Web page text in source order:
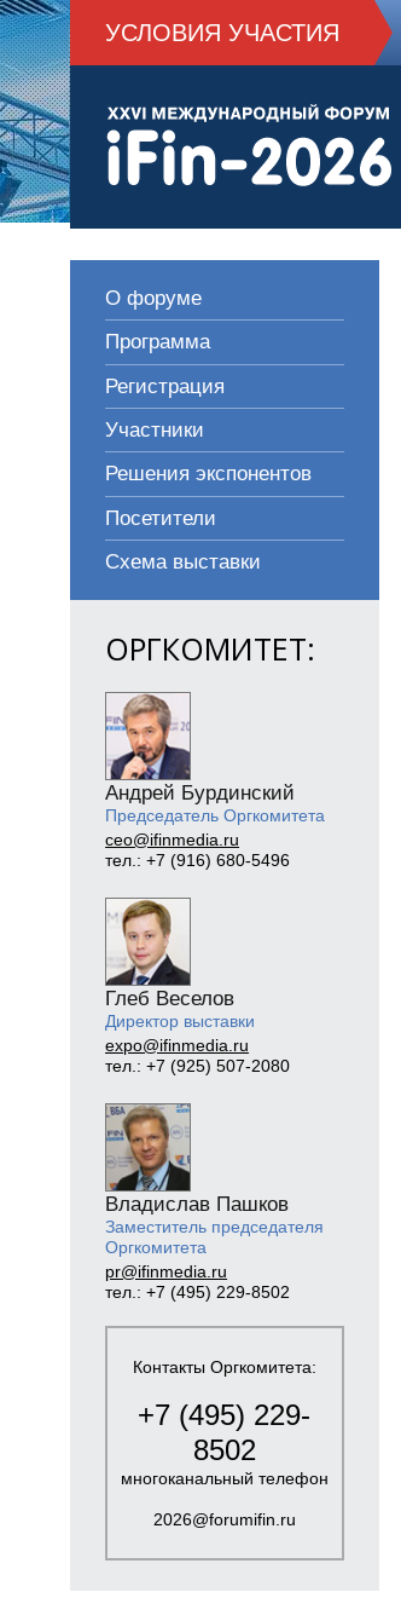
УСЛОВИЯ УЧАСТИЯ
О форуме
Программа
Регистрация
Участники
Решения экспонентов
Посетители
Схема выставки
ОРГКОМИТЕТ:
Андрей Бурдинский
Председатель Оргкомитета
ceo@ifinmedia.ru
тел.: +7 (916) 680-5496
Глеб Веселов
Директор выставки
expo@ifinmedia.ru
тел.: +7 (925) 507-2080
Владислав Пашков
Заместитель председателя
Оргкомитета
pr@ifinmedia.ru
тел.: +7 (495) 229-8502
Контакты Оргкомитета:
+7 (495) 229-
8502
многоканальный телефон
2026@forumifin.ru